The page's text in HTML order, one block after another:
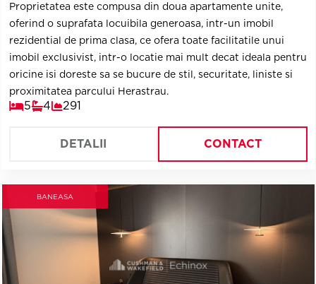
Proprietatea este compusa din doua apartamente unite,
oferind o suprafata locuibila generoasa, intr-un imobil
rezidential de prima clasa, ce ofera toate facilitatile unui
imobil exclusivist, intr-o locatie mai mult decat ideala pentru
oricine isi doreste sa se bucure de stil, securitate, liniste si
proximitatea parcului Herastrau.
5 4 291
DETALII CONTACT
BANEASA